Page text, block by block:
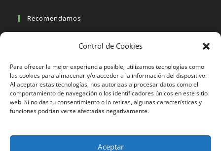
Control de Cookies
Para ofrecer la mejor experiencia posible, utilizamos tecnologías como
las cookies para almacenar y/o acceder a la información del dispositivo.
Al aceptar estas tecnologías, nos autorizas a procesar datos como el
comportamiento de navegación o los identificadores únicos en este sitio
web. Si no das tu consentimiento o lo retiras, algunas características y
funciones podrían verse afectadas negativamente.
Aceptar
Recomendamos
Viajes en moto organizados
Más Visto
Viajes en moto India
Viajes en moto Nicaragua